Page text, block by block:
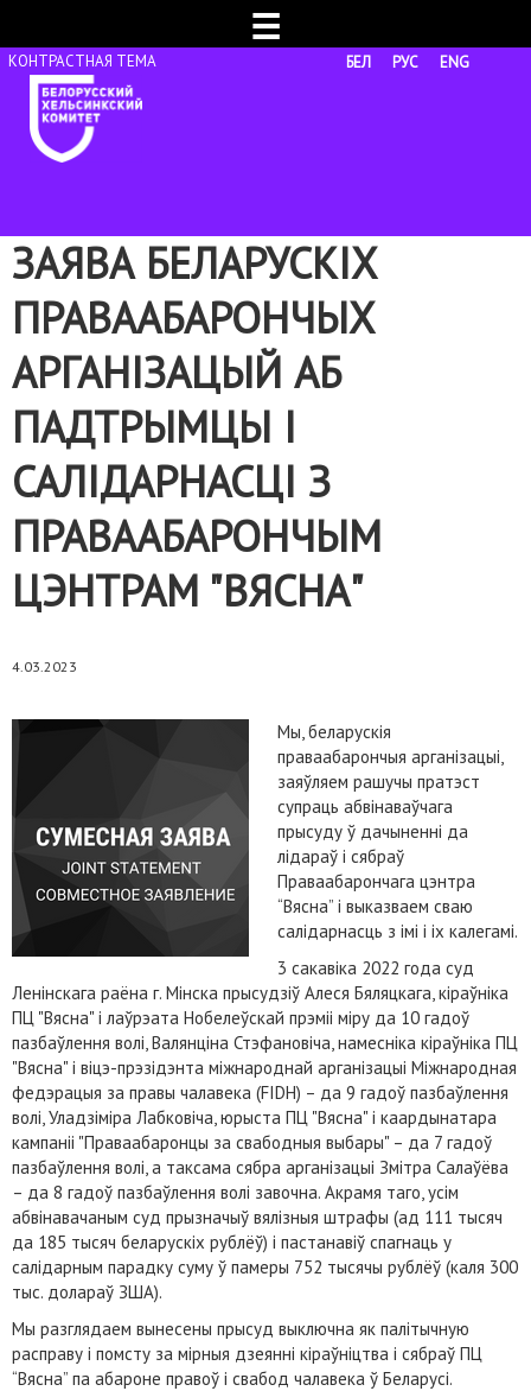
☰
БЕЛ РУС ENG
ЗАЯВА БЕЛАРУСКІХ
ПРАВААБАРОНЧЫХ
АРГАНІЗАЦЫЙ АБ
ПАДТРЫМЦЫ І
САЛІДАРНАСЦІ З
ПРАВААБАРОНЧЫМ
ЦЭНТРАМ "ВЯСНА"
4.03.2023
Мы, беларускія
праваабарончыя арганізацыі,
заяўляем рашучы пратэст
супраць абвінаваўчага
прысуду ў дачыненні да
лідараў і сябраў
Праваабарончага цэнтра
“Вясна” і выказваем сваю
салідарнасць з імі і іх калегамі.
3 сакавіка 2022 года суд
Ленінскага раёна г. Мінска прысудзіў Алеся Бяляцкага, кіраўніка
ПЦ "Вясна" і лаўрэата Нобелеўскай прэміі міру да 10 гадоў
пазбаўлення волі, Валянціна Стэфановіча, намесніка кіраўніка ПЦ
"Вясна" і віцэ-прэзідэнта міжнароднай арганізацыі Міжнародная
федэрацыя за правы чалавека (FIDH) – да 9 гадоў пазбаўлення
волі, Уладзіміра Лабковіча, юрыста ПЦ "Вясна" і каардынатара
кампаніі "Праваабаронцы за свабодныя выбары" – да 7 гадоў
пазбаўлення волі, а таксама сябра арганізацыі Змітра Салаўёва
– да 8 гадоў пазбаўлення волі завочна. Акрамя таго, усім
абвінавачаным суд прызначыў вялізныя штрафы (ад 111 тысяч
да 185 тысяч беларускіх рублёў) і пастанавіў спагнаць у
салідарным парадку суму ў памеры 752 тысячы рублёў (каля 300
тыс. долараў ЗША).
Мы разглядаем вынесены прысуд выключна як палітычную
расправу і помсту за мірныя дзеянні кіраўніцтва і сябраў ПЦ
“Вясна” па абароне правоў і свабод чалавека ў Беларусі.